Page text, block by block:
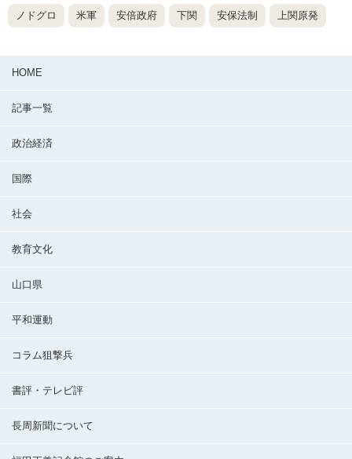
ノドグロ 米軍 安倍政府 下関 安保法制 上関原発
HOME
記事一覧
政治経済
国際
社会
教育文化
山口県
平和運動
コラム狙撃兵
書評・テレビ評
長周新聞について